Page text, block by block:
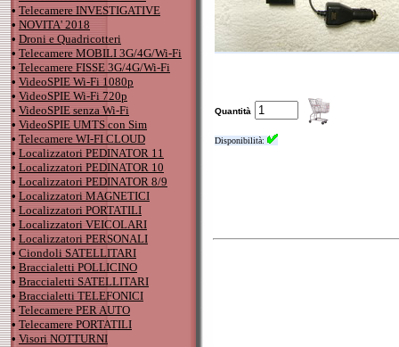
• Telecamere INVESTIGATIVE
• NOVITA' 2018
• Droni e Quadricotteri
• Telecamere MOBILI 3G/4G/Wi-Fi
• Telecamere FISSE 3G/4G/Wi-Fi
• VideoSPIE Wi-Fi 1080p
• VideoSPIE Wi-Fi 720p
• VideoSPIE senza Wi-Fi
• VideoSPIE UMTS con Sim
• Telecamere WI-FI CLOUD
• Localizzatori PEDINATOR 11
• Localizzatori PEDINATOR 10
• Localizzatori PEDINATOR 8/9
• Localizzatori MAGNETICI
• Localizzatori PORTATILI
• Localizzatori VEICOLARI
• Localizzatori PERSONALI
• Ciondoli SATELLITARI
• Braccialetti POLLICINO
• Braccialetti SATELLITARI
• Braccialetti TELEFONICI
• Telecamere PER AUTO
• Telecamere PORTATILI
• Visori NOTTURNI
Quantità
Disponibilità: